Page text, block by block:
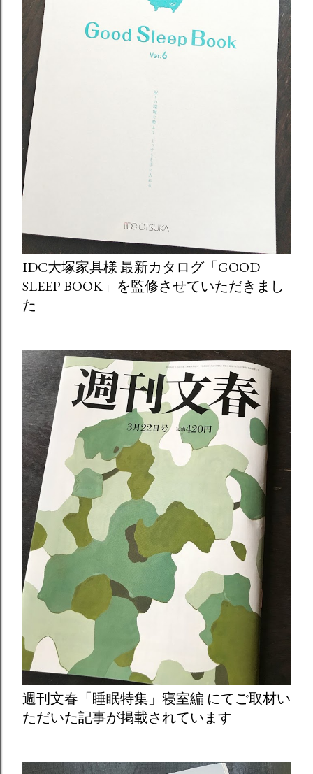
IDC大塚家具様 最新カタログ「GOOD
SLEEP BOOK」を監修させていただきまし
た
週刊文春「睡眠特集」寝室編 にてご取材い
ただいた記事が掲載されています